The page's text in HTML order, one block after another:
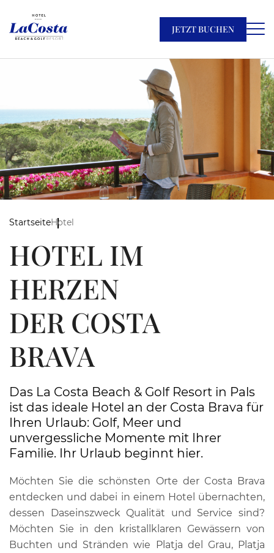
JETZT BUCHEN
StartseiteHotel
HOTEL IM
HERZEN
DER COSTA
BRAVA
Das La Costa Beach & Golf Resort in Pals
ist das ideale Hotel an der Costa Brava für
Ihren Urlaub: Golf, Meer und
unvergessliche Momente mit Ihrer
Familie. Ihr Urlaub beginnt hier.
Möchten Sie die schönsten Orte der Costa Brava
entdecken und dabei in einem Hotel übernachten,
dessen Daseinszweck Qualität und Service sind?
Möchten Sie in den kristallklaren Gewässern von
Buchten und Stränden wie Platja del Grau, Platja